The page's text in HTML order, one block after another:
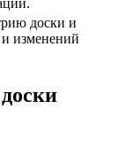
доски и
изменений